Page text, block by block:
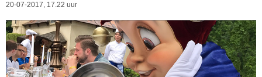
20-07-2017, 17.22 uur